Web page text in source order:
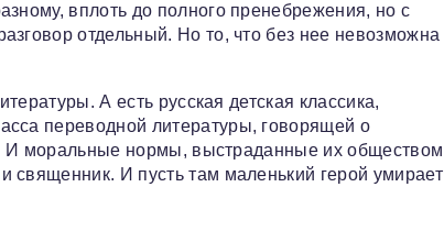
вплоть до полного пренебрежения, но с
отдельный. Но то, что без нее невозможна
А есть русская детская классика,
переводной литературы, говорящей о
И моральные нормы, выстраданные их обществом
священник. И пусть там маленький герой умирает